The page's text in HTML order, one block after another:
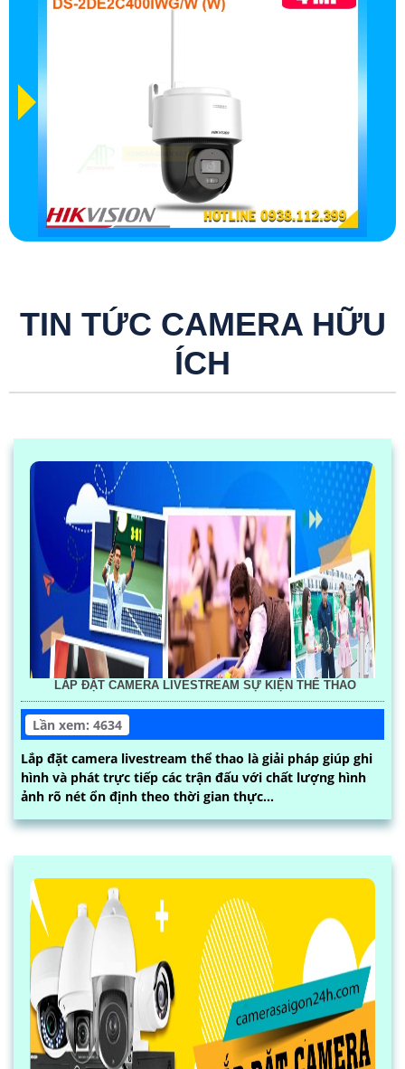
TIN TỨC CAMERA HỮU
ÍCH
LẮP ĐẶT CAMERA LIVESTREAM SỰ KIỆN THỂ THAO
Lần xem: 4634
Lắp đặt camera livestream thể thao là giải pháp giúp ghi
hình và phát trực tiếp các trận đấu với chất lượng hình
ảnh rõ nét ổn định theo thời gian thực...